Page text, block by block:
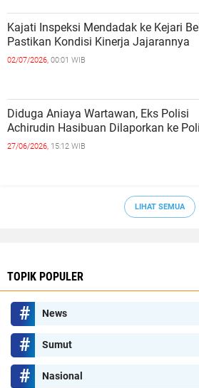
Kajati Inspeksi Mendadak ke Kejari
Pastikan Kondisi Kinerja Jajarannya
02/07/2026, 00:01 WIB
Diduga Aniaya Wartawan, Eks Polisi
Achirudin Hasibuan Dilaporkan ke
27/06/2026, 15:12 WIB
LIHAT SEMUA
TOPIK POPULER
News
Sumut
Nasional